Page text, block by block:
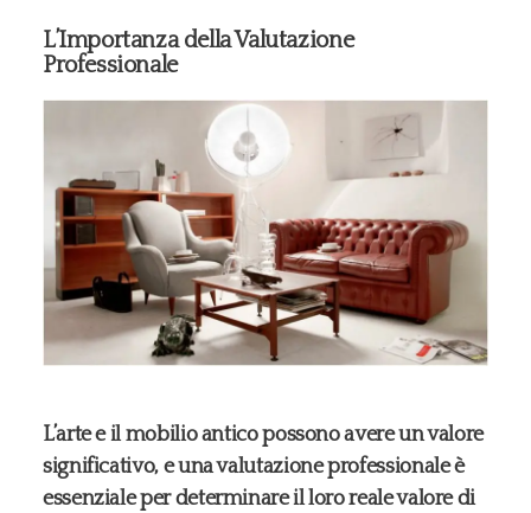
L’Importanza della Valutazione
Professionale
L’arte e il mobilio antico possono avere un valore
significativo, e una valutazione professionale è
essenziale per determinare il loro reale valore di